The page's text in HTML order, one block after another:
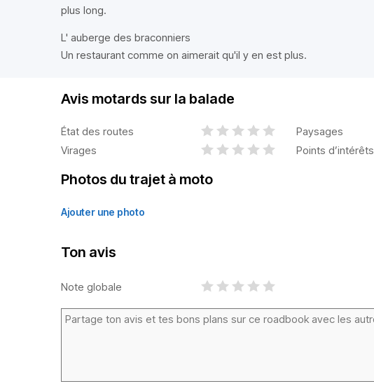
plus long.
L' auberge des braconniers
Un restaurant comme on aimerait qu'il y en est plus.
Avis motards sur la balade
État des routes
Paysages
Virages
Points d’intérêts
Photos du trajet à moto
Ajouter une photo
Ton avis
Note globale